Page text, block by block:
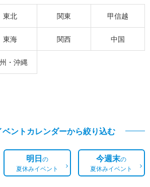
東北 関東 甲信越
東海 関西 中国
・沖縄
ントカレンダーから絞り込む
明日の
夏休みイベント
今週末の
夏休みイベント